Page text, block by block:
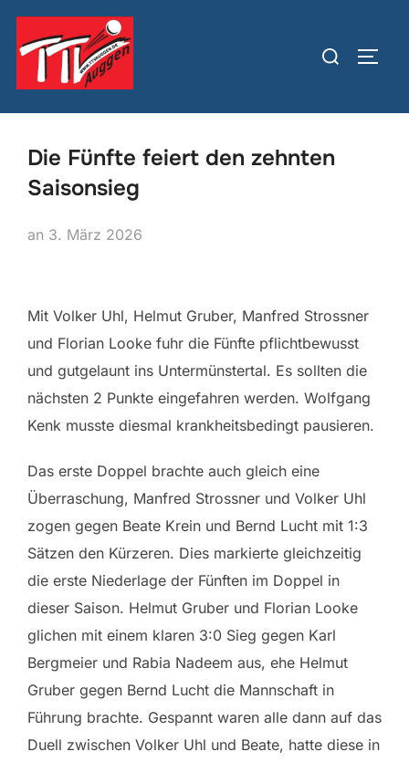
Zum
Inhalt
springen
Suchen
Die Fünfte feiert den zehnten
Saisonsieg
an Veröffentlicht
3. März 2026
Mit Volker Uhl, Helmut Gruber, Manfred Strossner
und Florian Looke fuhr die Fünfte pflichtbewusst
und gutgelaunt ins Untermünstertal. Es sollten die
nächsten 2 Punkte eingefahren werden. Wolfgang
Kenk musste diesmal krankheitsbedingt pausieren.
Das erste Doppel brachte auch gleich eine
Überraschung, Manfred Strossner und Volker Uhl
zogen gegen Beate Krein und Bernd Lucht mit 1:3
Sätzen den Kürzeren. Dies markierte gleichzeitig
die erste Niederlage der Fünften im Doppel in
dieser Saison. Helmut Gruber und Florian Looke
glichen mit einem klaren 3:0 Sieg gegen Karl
Bergmeier und Rabia Nadeem aus, ehe Helmut
Gruber gegen Bernd Lucht die Mannschaft in
Führung brachte. Gespannt waren alle dann auf das
Duell zwischen Volker Uhl und Beate, hatte diese in